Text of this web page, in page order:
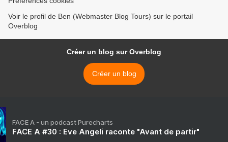
Voir le profil de Ben (Webmaster Blog Tours) sur le portail
Overblog
Créer un blog sur Overblog
Créer un blog
FACE A - un podcast Purecharts
FACE A #30 : Eve Angeli raconte "Avant de partir"